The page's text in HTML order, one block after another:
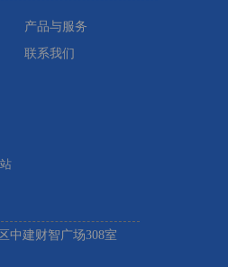
产品与服务
联系我们
中建财智广场308室